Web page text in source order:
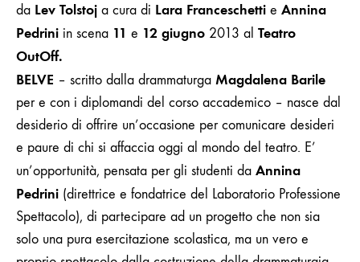
da Lev Tolstoj a cura di Lara Franceschetti e Annina
Pedrini in scena 11 e 12 giugno 2013 al Teatro
OutOff.
BELVE – scritto dalla drammaturga Magdalena Barile
per e con i diplomandi del corso accademico – nasce dal
desiderio di offrire un’occasione percomunicare desideri
e paure di chi si affaccia oggi al mondo del teatro. E’
un’opportunità, pensata per gli studenti da Annina
Pedrini (direttrice e fondatrice del Laboratorio Professione
Spettacolo), di partecipare ad un progetto che non sia
solo una pura esercitazione scolastica, ma un vero e